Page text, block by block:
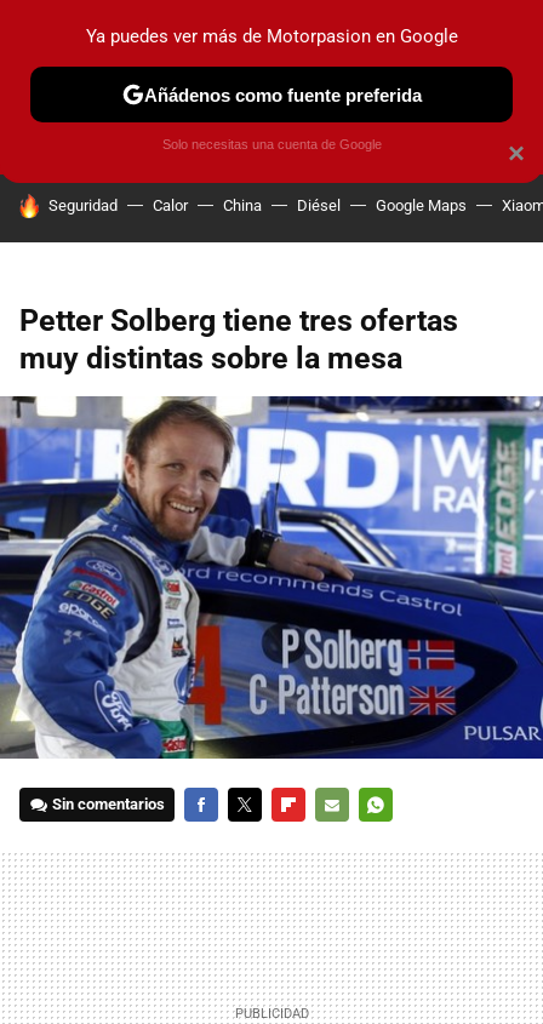
PRUEBAS COCHES ELÉCTRICOS OBSERVATORIO
HOY SE HABLA DE
Seguridad Calor China Diésel Google Maps
Petter Solberg tiene tres ofertas
muy distintas sobre la mesa
Sin comentarios
MAIL
×
Ya puedes ver más de Motorpasion en Google
Añádenos como fuente preferida
Solo necesitas una cuenta de Google